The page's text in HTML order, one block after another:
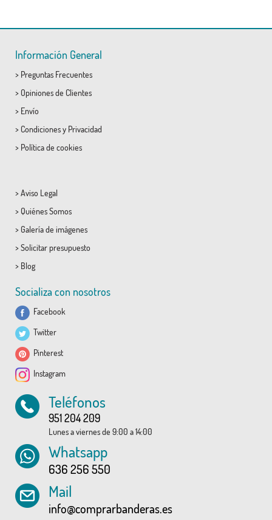
Información General
> Preguntas Frecuentes
> Opiniones de Clientes
> Envío
> Condicionesy Privacidad
> Política de cookies
> Aviso Legal
> Quiénes Somos
> Galería de imágenes
> Solicitar presupuesto
> Blog
Socializa con nosotros
Facebook
Twitter
Pinterest
Instagram
Teléfonos
951 204 209
Lunes a viernes de 9:00 a 14:00
Whatsapp
636 256 550
Mail
info@comprarbanderas.es